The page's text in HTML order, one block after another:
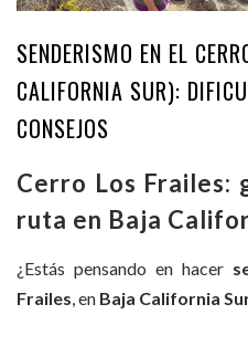
SENDERISMO EN EL
CALIFORNIA SUR):
CONSEJOS
Cerro Los Frailes:
ruta en Baja
¿Estás pensando en hacer
Frailes, en Baja California